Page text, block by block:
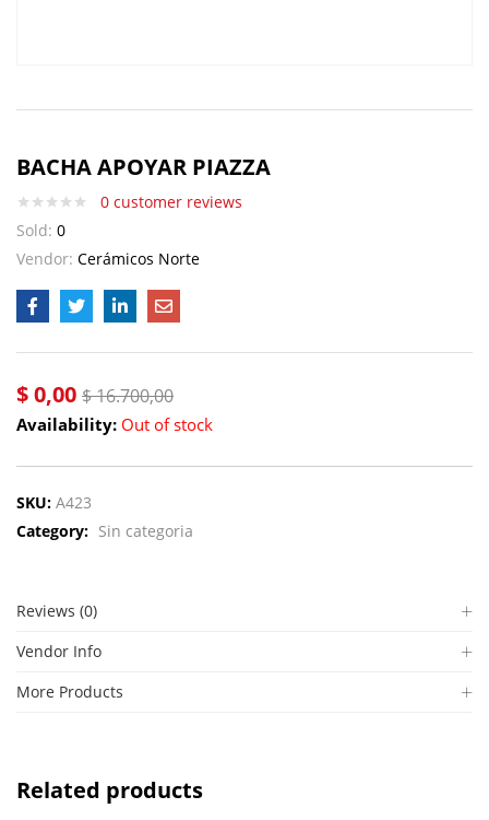
BACHA APOYAR PIAZZA
0 customer reviews
Sold: 0
Vendor: Cerámicos Norte
$0,00 $16.700,00
Availability: Out of stock
SKU: A423
Category: Sin categoria
Reviews (0)
Vendor Info
More Products
Related products